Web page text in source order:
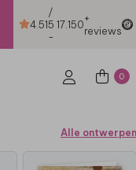
4.51
/
5
-
17.150+
reviews
0
Alle ontwerpen